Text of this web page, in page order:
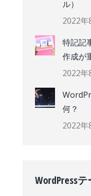
ル）
2022年
特記記
作成が
2022年
何？
2022年
WordPress